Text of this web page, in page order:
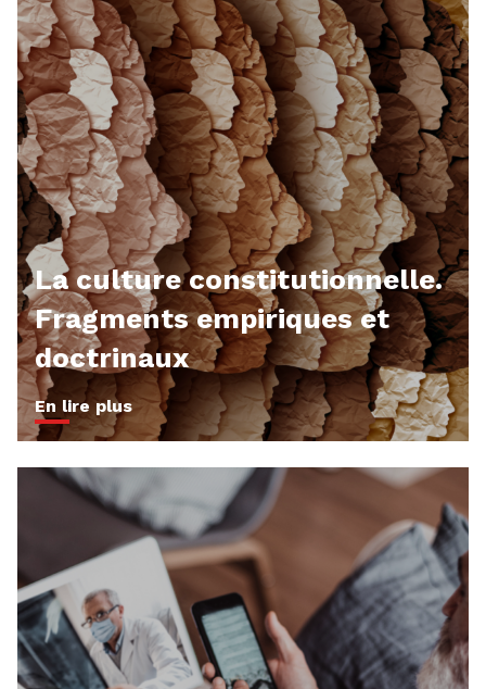
La culture constitutionnelle.
Fragments empiriques et
doctrinaux
En lire plus